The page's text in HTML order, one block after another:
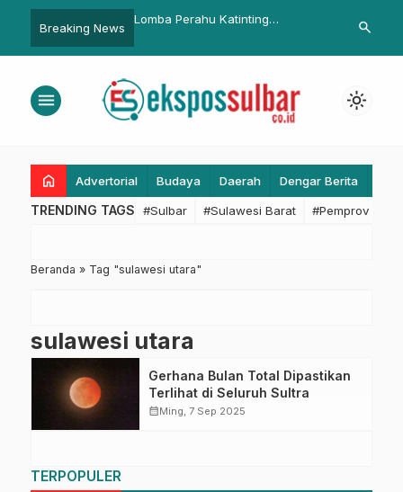
Breaking News
Persen Bulan Ini
Lomba Perahu Katinting
79 di Sulbar
Gubernur
Stunting
search
menu light_mode
home Advertorial Budaya Daerah Dengar Berita
TRENDING TAGS #Sulbar #Sulawesi Barat #Pemprov
Beranda » Tag "sulawesi utara"
sulawesi utara
Gerhana Bulan Total Dipastikan
Terlihat di Seluruh Sultra
calendar_monthMing, 7 Sep 2025
TERPOPULER